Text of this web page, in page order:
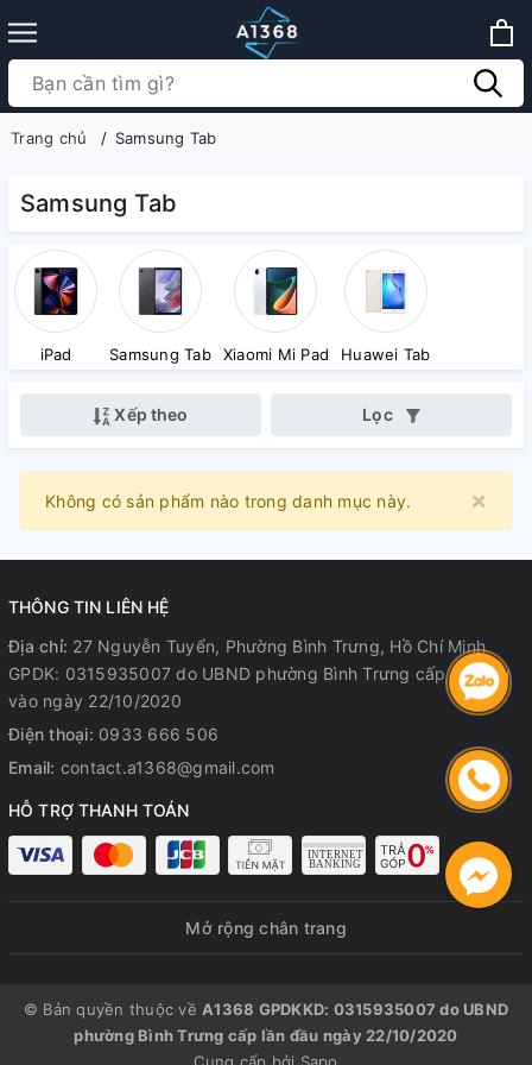
Trang chủ Samsung Tab
Samsung Tab
iPad Samsung Tab Xiaomi Mi Pad Huawei Tab
Xếp theo Lọc
×
Không có sản phẩm nào trong danh mục này.
THÔNG TIN LIÊN HỆ
Địa chỉ: 27 Nguyễn Tuyển, Phường Bình Trưng, Hồ Chí Minh
GPDK: 0315935007 do UBND phường Bình Trưng cấp lần đầu
vào ngày 22/10/2020
Điện thoại: 0933 666 506
Email: contact.a1368@gmail.com
HỖ TRỢ THANH TOÁN
Mở rộng chân trang
© Bản quyền thuộc về A1368 GPDKKD: 0315935007 do UBND
phường Bình Trưng cấp lần đầu ngày 22/10/2020